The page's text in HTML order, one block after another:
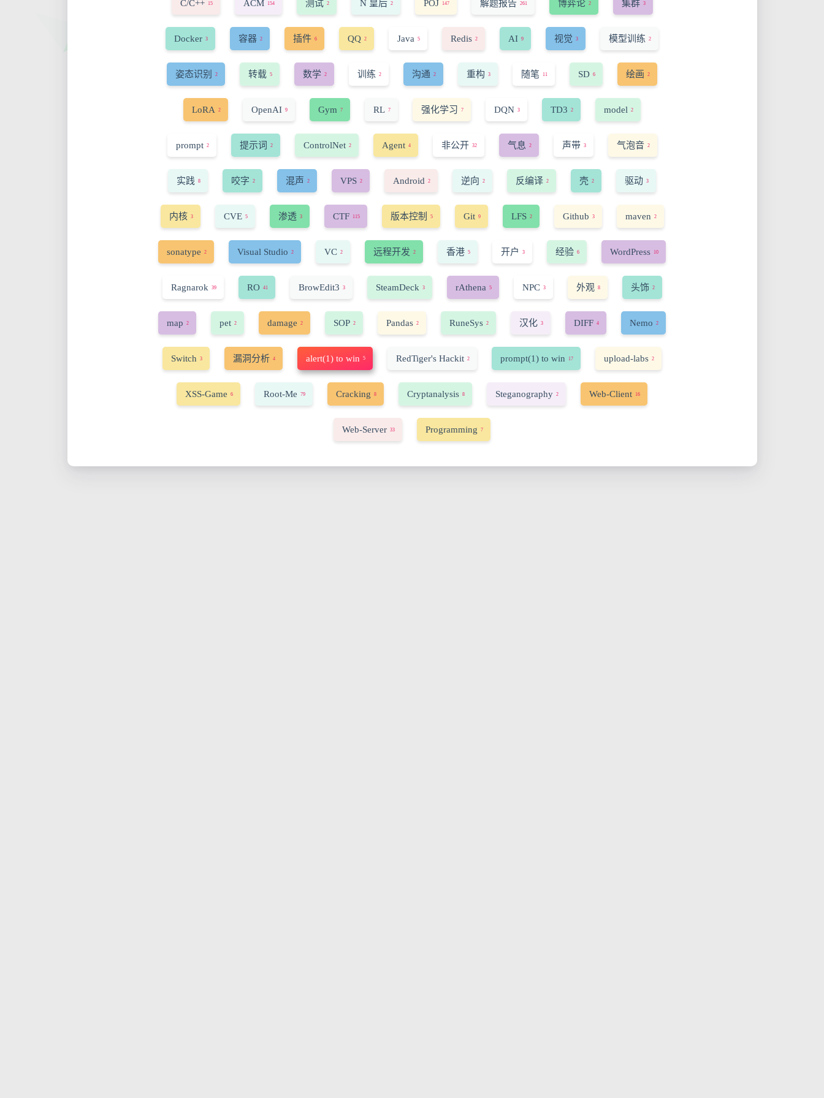
C/C++ 15 ACM 154 测试 2 N 皇后 2 POJ 147 解题报告 261 博弈论 2 集群 3
Docker 3 容器 2 插件 6 QQ 2 Java 5 Redis 2 AI 9 视觉 3 模型训练 2
姿态识别 2 转载 5 数学 2 训练 2 沟通 2 重构 3 随笔 11 SD 6 绘画 2
LoRA 2 OpenAI 9 Gym 7 RL 7 强化学习 7 DQN 3 TD3 2 model 2
prompt 2 提示词 2 ControlNet 2 Agent 4 非公开 32 气息 2 声带 3 气泡音 2
实践 8 咬字 2 混声 2 VPS 2 Android 2 逆向 2 反编译 2 壳 2 驱动 3
内核 3 CVE 5 渗透 3 CTF 115 版本控制 5 Git 9 LFS 2 Github 3 maven 2
sonatype 2 Visual Studio 2 VC 2 远程开发 2 香港 5 开户 3 经验 6 WordPress 10
Ragnarok 39 RO 41 BrowEdit3 3 SteamDeck 3 rAthena 5 NPC 3 外观 8 头饰 2
map 2 pet 2 damage 2 SOP 2 Pandas 2 RuneSys 2 汉化 3 DIFF 4 Nemo 2
Switch 3 漏洞分析 4 alert(1) to win 5 RedTiger's Hackit 2 prompt(1) to win 17 upload-labs 2
XSS-Game 6 Root-Me 79 Cracking 8 Cryptanalysis 8 Steganography 2 Web-Client 16
Web-Server 33 Programming 7